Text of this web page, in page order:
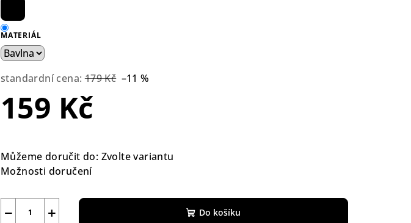
MATERIÁL
standardní cena: 179 Kč –11 %
159 Kč
cena:
Můžeme doručit do: Zvolte variantu
Možnosti doručení
+
− Do košíku